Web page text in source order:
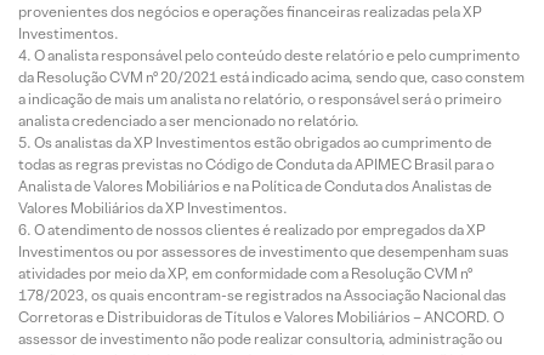
provenientes dos negócios e operações financeiras realizadas pela XP
Investimentos.
O analista responsável pelo conteúdo deste relatório e pelo cumprimento
da Resolução CVM nº 20/2021 está indicado acima, sendo que, caso constem
a indicação de mais um analista no relatório, o responsável será o primeiro
analista credenciado a ser mencionado no relatório.
Os analistas da XP Investimentos estão obrigados ao cumprimento de
todas as regras previstas no Código de Conduta da APIMEC Brasil para o
Analista de Valores Mobiliários e na Política de Conduta dos Analistas de
Valores Mobiliários da XP Investimentos.
O atendimento de nossos clientes é realizado por empregados da XP
Investimentos ou por assessores de investimento que desempenham suas
atividades por meio da XP, em conformidade com a Resolução CVM nº
178/2023, os quais encontram-se registrados na Associação Nacional das
Corretoras e Distribuidoras de Títulos e Valores Mobiliários – ANCORD. O
assessor de investimento não pode realizar consultoria, administração ou